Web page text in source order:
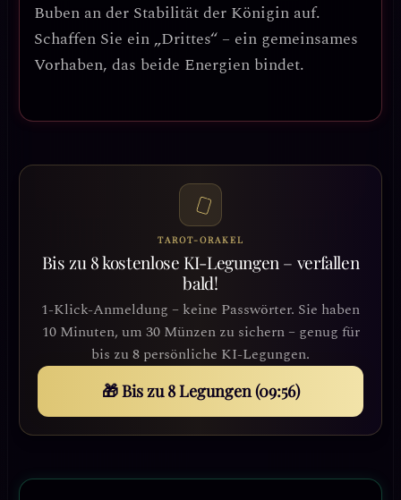
Buben an der Stabilität der Königin auf.
Schaffen Sie ein „Drittes“ – ein gemeinsames
Vorhaben, das beide Energien bindet.
TAROT-ORAKEL
Bis zu 8 kostenlose KI-Legungen – verfallen
bald!
1-Klick-Anmeldung – keine Passwörter. Sie haben
10 Minuten, um 30 Münzen zu sichern – genug für
bis zu 8 persönliche KI-Legungen.
🎁 Bis zu 8 Legungen (09:53)